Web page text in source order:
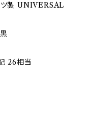
ツ製 UNIVERSAL
26相当